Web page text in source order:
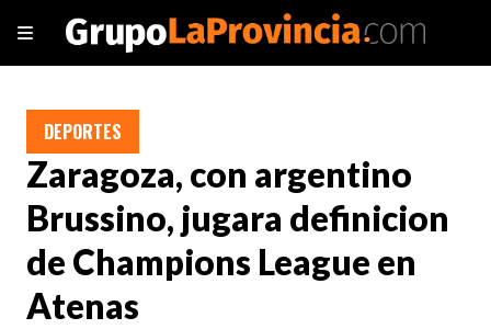
Zaragoza, con argentino
Brussino, jugara definicion
de Champions League en
Atenas
DEPORTES